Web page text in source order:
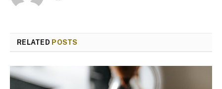
RELATED POSTS